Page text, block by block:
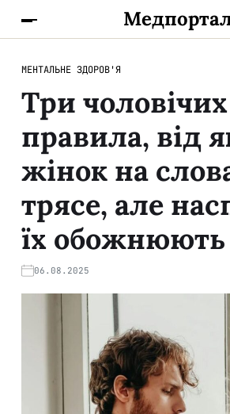
МЕНТАЛЬНЕ ЗДОРОВ'Я
Три чоловічих
правила, від
жінок на
трясе, але
їх обожнюють
06.08.2025